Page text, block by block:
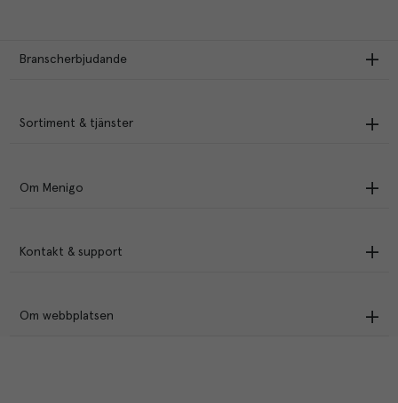
Branscherbjudande
Sortiment & tjänster
Om Menigo
Kontakt & support
Om webbplatsen